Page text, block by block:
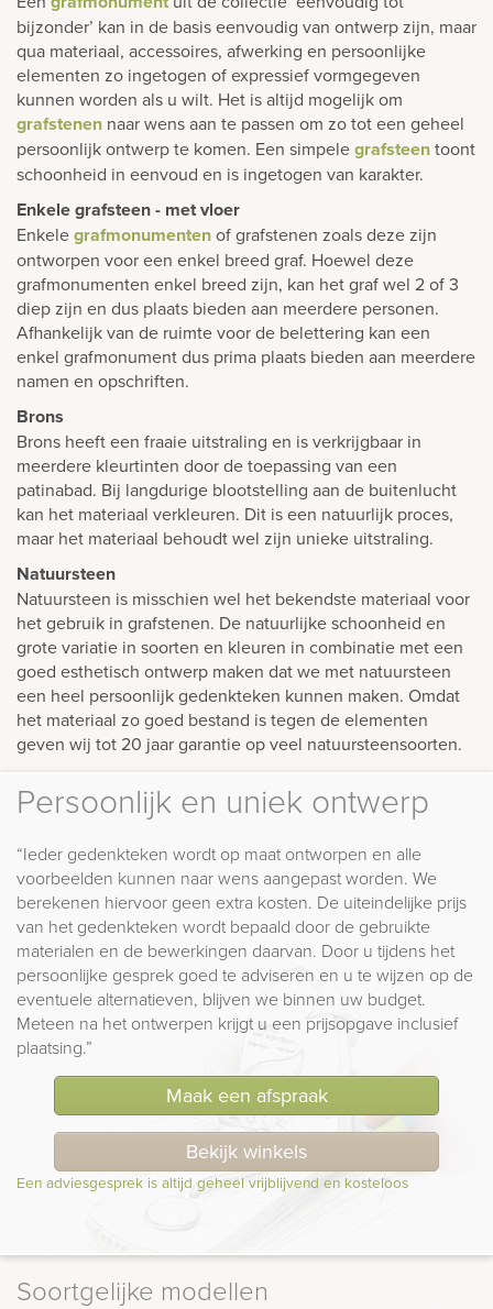
bijzonder’ kan in de basis eenvoudig van ontwerp zijn, maar
qua materiaal, accessoires, afwerking en persoonlijke
elementen zo ingetogen of expressief vormgegeven
kunnen worden als u wilt. Het is altijd mogelijk om
grafstenen naar wens aan te passen om zo tot een geheel
persoonlijk ontwerp te komen. Een simpelegrafsteentoont
schoonheid in eenvoud en is ingetogen van karakter.
Enkele grafsteen - met vloer
Enkelegrafmonumentenof grafstenen zoals deze zijn
ontworpen voor een enkel breed graf. Hoewel deze
grafmonumenten enkel breed zijn, kan het graf wel 2 of 3
diep zijn en dus plaats bieden aan meerdere personen.
Afhankelijk van de ruimte voor de belettering kan een
enkel grafmonument dus prima plaats bieden aan meerdere
namen en opschriften.
Brons
Brons heeft een fraaie uitstraling en is verkrijgbaar in
meerdere kleurtinten door de toepassing van een
patinabad. Bij langdurige blootstelling aan de buitenlucht
kan het materiaal verkleuren. Dit is een natuurlijk proces,
maar het materiaal behoudt wel zijn unieke uitstraling.
Natuursteen
Natuursteen is misschien wel het bekendste materiaal voor
het gebruik in grafstenen. De natuurlijke schoonheid en
grote variatie in soorten en kleuren in combinatie met een
goed esthetisch ontwerp maken dat we met natuursteen
een heel persoonlijk gedenkteken kunnen maken. Omdat
het materiaal zo goed bestand is tegen de elementen
geven wij tot 20 jaar garantie op veel natuursteensoorten.
Persoonlijk en uniek ontwerp
“Ieder gedenkteken wordt op maat ontworpen en alle
voorbeelden kunnen naar wens aangepast worden. We
berekenen hiervoor geen extra kosten. De uiteindelijke prijs
van het gedenkteken wordt bepaald door de gebruikte
materialen en de bewerkingen daarvan. Door u tijdens het
persoonlijke gesprek goed te adviseren en u te wijzen op de
eventuele alternatieven, blijven we binnen uw budget.
Meteen na het ontwerpen krijgt u een prijsopgave inclusief
plaatsing.”
Maak een afspraak
Bekijk winkels
Een adviesgesprek is altijd geheel vrijblijvend en kosteloos
Soortgelijke modellen